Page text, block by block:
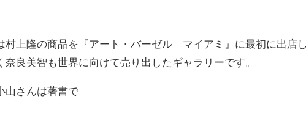
上隆の商品を『アート・バーゼル マイアミ』に最初に出店
良美智も世界に向けて売り出したギャラリーです。
山さんは著書で